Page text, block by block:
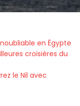
en Égypte
croisières du
le Nil avec